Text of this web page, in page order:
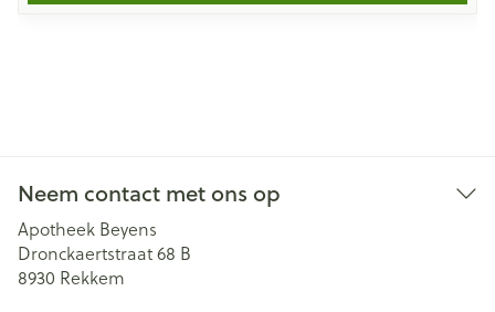
Neem contact met ons op
Apotheek Beyens
Dronckaertstraat 68 B
8930 Rekkem